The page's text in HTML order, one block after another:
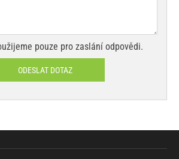
pouze pro zaslání odpovědi.
ODESLAT DOTAZ